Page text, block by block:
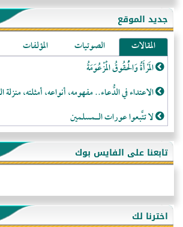
جديد الموقع
المقالات الصوتيات
المؤلفات
المَرْأَةُ وَالْحُقُوقُ الْمَزْعُوَمَةُ
الاعتداء في الدُّعاء.. مفهومه، أنواعه، أمثلته،
لا تتَّبعوا عورات الـمسلمين
فقه النَّصيحة عند الصَّحابة الكرام رضي الله عنهم
لَا عِزَّةَ إِلَّا بِالإِسْلَامِ
هذه سبيلنا فماذا تنقمون؟!
أُسُـسُ بَـيْـتِ الـمُسْـلِمِ
تابعنا على الفايس بوك
اخترنا لك